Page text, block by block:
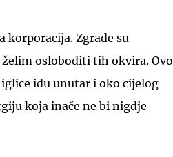
korporacija. Zgrade su
osloboditi tih okvira. Ovo
idu unutar i oko cijelog
koja inače ne bi nigdje